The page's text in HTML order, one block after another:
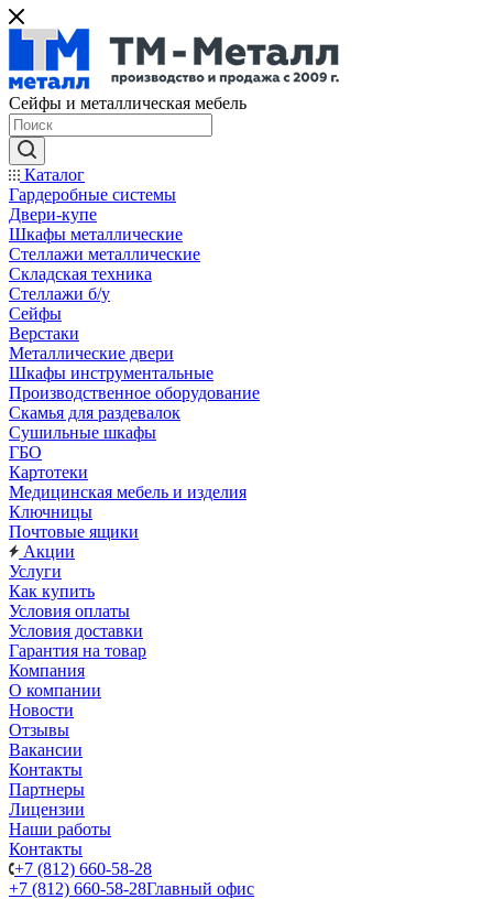
Сейфы и металлическая мебель
Каталог
Гардеробные системы
Двери-купе
Шкафы металлические
Стеллажи металлические
Складская техника
Стеллажи б/у
Сейфы
Верстаки
Металлические двери
Шкафы инструментальные
Производственное оборудование
Скамья для раздевалок
Сушильные шкафы
ГБО
Картотеки
Медицинская мебель и изделия
Ключницы
Почтовые ящики
Акции
Услуги
Как купить
Условия оплаты
Условия доставки
Гарантия на товар
Компания
О компании
Новости
Отзывы
Вакансии
Контакты
Партнеры
Лицензии
Наши работы
Контакты
+7 (812) 660-58-28
+7 (812) 660-58-28Главный офис